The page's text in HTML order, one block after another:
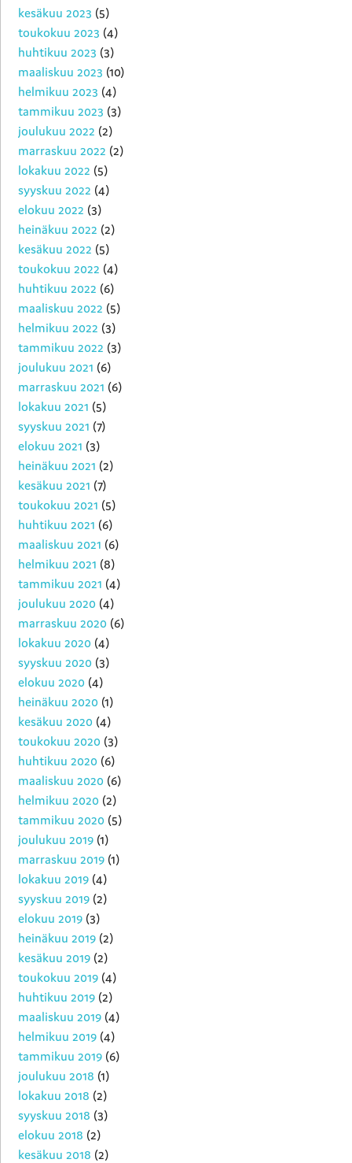
kesäkuu 2023 (5)
toukokuu 2023 (4)
huhtikuu 2023 (3)
maaliskuu 2023 (10)
helmikuu 2023 (4)
tammikuu 2023 (3)
joulukuu 2022 (2)
marraskuu 2022 (2)
lokakuu 2022 (5)
syyskuu 2022 (4)
elokuu 2022 (3)
heinäkuu 2022 (2)
kesäkuu 2022 (5)
toukokuu 2022 (4)
huhtikuu 2022 (6)
maaliskuu 2022 (5)
helmikuu 2022 (3)
tammikuu 2022 (3)
joulukuu 2021 (6)
marraskuu 2021 (6)
lokakuu 2021 (5)
syyskuu 2021 (7)
elokuu 2021 (3)
heinäkuu 2021 (2)
kesäkuu 2021 (7)
toukokuu 2021 (5)
huhtikuu 2021 (6)
maaliskuu 2021 (6)
helmikuu 2021 (8)
tammikuu 2021 (4)
joulukuu 2020 (4)
marraskuu 2020 (6)
lokakuu 2020 (4)
syyskuu 2020 (3)
elokuu 2020 (4)
heinäkuu 2020 (1)
kesäkuu 2020 (4)
toukokuu 2020 (3)
huhtikuu 2020 (6)
maaliskuu 2020 (6)
helmikuu 2020 (2)
tammikuu 2020 (5)
joulukuu 2019 (1)
marraskuu 2019 (1)
lokakuu 2019 (4)
syyskuu 2019 (2)
elokuu 2019 (3)
heinäkuu 2019 (2)
kesäkuu 2019 (2)
toukokuu 2019 (4)
huhtikuu 2019 (2)
maaliskuu 2019 (4)
helmikuu 2019 (4)
tammikuu 2019 (6)
joulukuu 2018 (1)
lokakuu 2018 (2)
syyskuu 2018 (3)
elokuu 2018 (2)
kesäkuu 2018 (2)